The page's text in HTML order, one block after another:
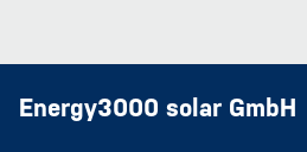
Energy3000 solar GmbH